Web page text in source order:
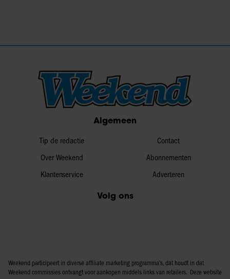
Algemeen
Tip de redactie
Over Weekend
Klantenservice
Contact
Abonnementen
Adverteren
Volg ons
Weekend participeert in diverse affiliate marketing programma’s, dat houdt in dat
Weekend commissies ontvangt voor aankopen middels links van retailers. Deze website